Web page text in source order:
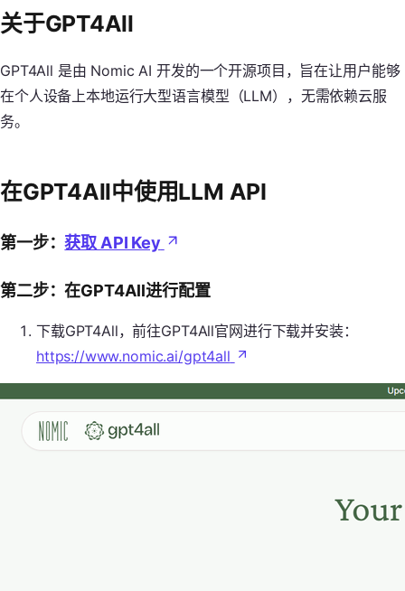
关于GPT4All
GPT4All 是由 Nomic AI 开发的一个开源项目，旨在让用户能够
在个人设备上本地运行大型语言模型（LLM），无需依赖云服
务。
在GPT4All中使用LLM API
第一步：获取 API Key
第二步：在GPT4All进行配置
下载GPT4All，前往GPT4All官网进行下载并安装：
https://www.nomic.ai/gpt4all